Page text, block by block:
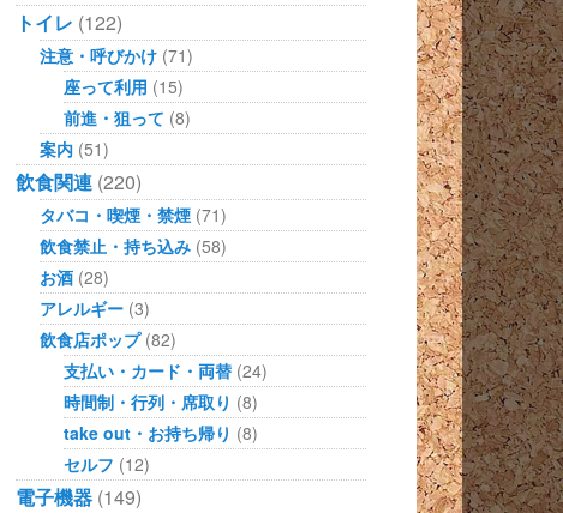
トイレ (122)
注意・呼びかけ (71)
座って利用 (15)
前進・狙って (8)
案内 (51)
飲食関連 (220)
タバコ・喫煙・禁煙 (71)
飲食禁止・持ち込み (58)
お酒 (28)
アレルギー (3)
飲食店ポップ(82)
支払い・カード・両替 (24)
時間制・行列・席取り (8)
take out・お持ち帰り (8)
セルフ (12)
電子機器 (149)